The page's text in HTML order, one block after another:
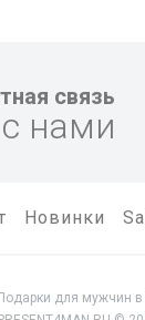
связь
нами
Новинки
Подарки для мужчин в